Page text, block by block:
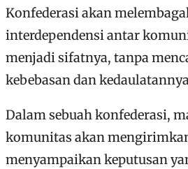
Konfederasi akan
interdependensi antar
menjadi sifatnya, tanpa
kebebasan dan
Dalam sebuah konfederasi,
komunitas akan
menyampaikan keputusan